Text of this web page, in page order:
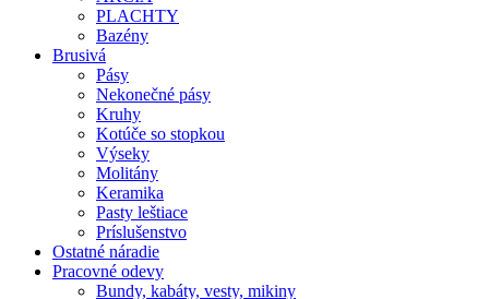
PLACHTY
Bazény
Brusivá
Pásy
Nekonečné pásy
Kruhy
Kotúče so stopkou
Výseky
Molitány
Keramika
Pasty leštiace
Príslušenstvo
Ostatné náradie
Pracovné odevy
Bundy, kabáty, vesty, mikiny